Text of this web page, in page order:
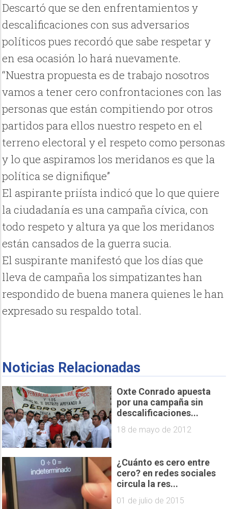
Descartó que se den enfrentamientos y
descalificaciones con sus adversarios
políticos pues recordó que sabe respetar y
en esa ocasión lo hará nuevamente.
“Nuestra propuesta es de trabajo nosotros
vamos a tener cero confrontaciones con las
personas que están compitiendo por otros
partidos para ellos nuestro respeto en el
terreno electoral y el respeto como personas
y lo que aspiramos los meridanos es que la
política se dignifique”
El aspirante priísta indicó que lo que quiere
la ciudadanía es una campaña cívica, con
todo respeto y altura ya que los meridanos
están cansados de la guerra sucia.
El suspirante manifestó que los días que
lleva de campaña los simpatizantes han
respondido de buena manera quienes le han
expresado su respaldo total.
Noticias Relacionadas
Oxte Conrado apuesta
por una campaña sin
descalificaciones...
18 de mayo de 2012
¿Cuánto es cero entre
cero? en redes sociales
circula la res...
01 de julio de 2015